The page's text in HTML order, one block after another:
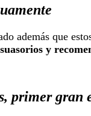
además que
y
primer